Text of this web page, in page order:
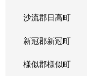
沙流郡日高町
新冠郡新冠町
様似郡様似町